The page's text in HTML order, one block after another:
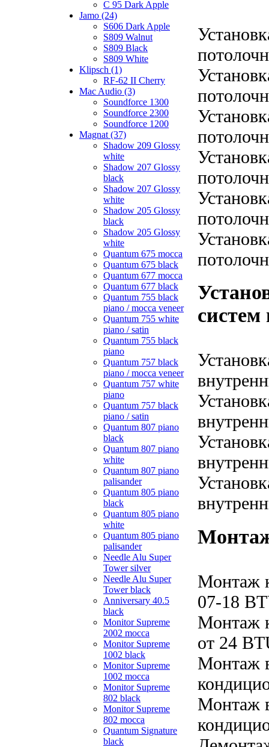
C 95 Dark Apple
Jamo (24)
S606 Dark Apple
S809 Walnut
S809 Black
S809 White
Klipsch (1)
RF-62 II Cherry
Mac Audio (3)
Soundforce 1300
Soundforce 2300
Soundforce 1200
Magnat (37)
Shadow 209 Glossy
white
Shadow 207 Glossy
black
Shadow 207 Glossy
white
Shadow 205 Glossy
black
Shadow 205 Glossy
white
Quantum 675 mocca
Quantum 675 black
Quantum 677 mocca
Quantum 677 black
Quantum 755 black
piano / mocca veneer
Quantum 755 white
piano / satin
Quantum 755 black
piano
Quantum 757 black
piano / mocca veneer
Quantum 757 white
piano
Quantum 757 black
piano / satin
Quantum 807 piano
black
Quantum 807 piano
white
Quantum 807 piano
palisander
Quantum 805 piano
black
Quantum 805 piano
white
Quantum 805 piano
palisander
Needle Alu Super
Tower silver
Needle Alu Super
Tower black
Anniversary 40.5
black
Monitor Supreme
2002 mocca
Monitor Supreme
1002 black
Monitor Supreme
1002 mocca
Monitor Supreme
802 black
Monitor Supreme
802 mocca
Quantum Signature
black
систем
Монтаж
07-18
Монтаж
от 24
Монтаж
Монтаж